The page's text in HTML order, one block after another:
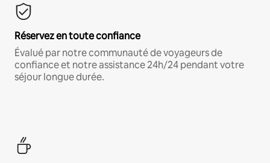
Réservez en toute confiance
Évalué par notre communauté de voyageurs de
confiance et notre assistance 24h/24 pendant votre
séjour longue durée.